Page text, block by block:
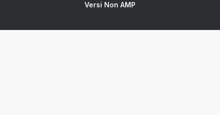
Versi Non AMP